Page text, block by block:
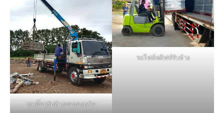
รถเฮี๊ยบรับจ้างยกของหนัก
รถโฟล์คลิฟท์รับจ้าง